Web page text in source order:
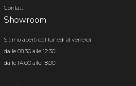
Contatti
Showroom
Siamo aperti dal lunedì al venerdì
dalle 08.30 alle 12.30
dalle 14.00 alle 18.00